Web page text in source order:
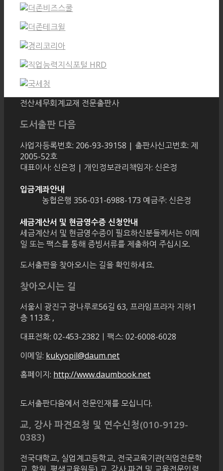
전산세무회계교재 전문출판사
도서출판 다음
사업자등록번호: 206-93-39158 | 출판사신고번호: 제
2005-52호
대표이사: 신은정 | 개인정보관리책임자: 신은정
입금계좌안내
농협은행 356-031-6988-173 예금주: 신은정
세금계산서 및 현금영수증 신청안내
세금계산서 및 현금영수증이 필요하신분들께서는 이메
일 또는 팩스를 통해 증빙서류를 제출하여 주십시오.
도서출판을 찾아오시는 길을 확인하세요.
찾아오시는 길
서울시 광진구 광나루로56길 63, 프라임프라자 지하1
층 113호 ,
대표전화: 02-453-2382ㅣ팩스: 02-6008-6028
이메일: kukyopil@daum.net
홈페이지: http://www.daumbook.net
도서출판다음에서 전문인재를 모십니다.
교, 강사 파견요청 및 연수신청(010-9129-
0383)
전국대학교, 실업계고등학교, 전국교육기관(직업전문학